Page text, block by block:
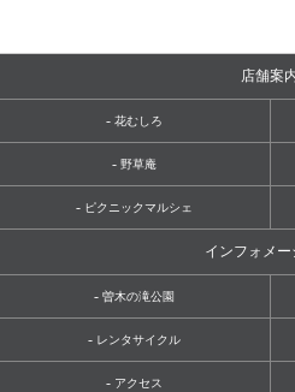
店舗案
-花むしろ
-野草庵
- ピクニックマルシェ
インフォメー
-曽木の滝公園
- レンタサイクル
- アクセス